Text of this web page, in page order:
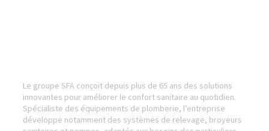
Le groupe SFA conçoit depuis plus de 65 ans des solutions
innovantes pour améliorer le confort sanitaire au quotidien.
Spécialiste des équipements de plomberie, l’entreprise
développe notamment des systèmes de relevage, broyeurs